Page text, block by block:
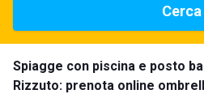
Cerca
Spiagge con piscina e posto
Rizzuto: prenota online